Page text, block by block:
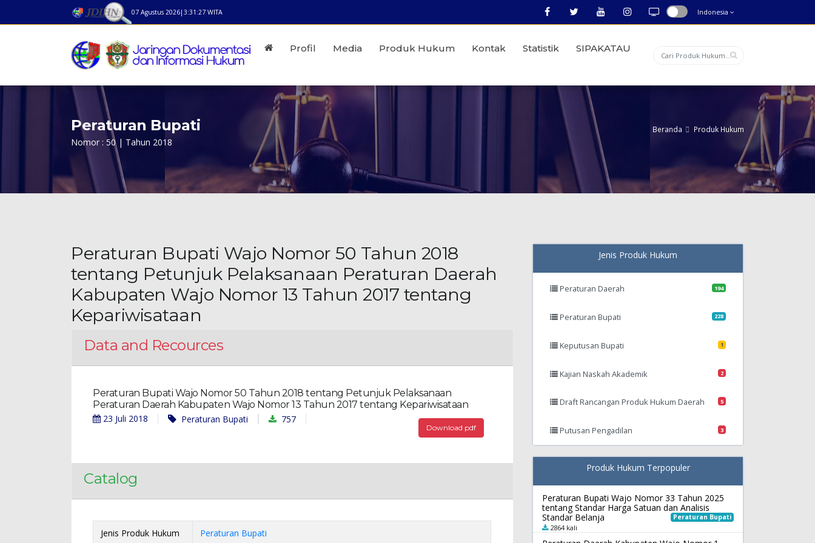
07 Agustus 2026| 3:31:27 WITA Indonesia
Profil Media Produk Hukum Kontak Statistik SIPAKATAU
Peraturan Bupati
Nomor : 50 | Tahun 2018
Beranda Produk Hukum
Peraturan Bupati Wajo Nomor 50 Tahun 2018
tentang Petunjuk Pelaksanaan Peraturan Daerah
Kabupaten Wajo Nomor 13 Tahun 2017 tentang
Kepariwisataan
Data and Recources
Peraturan Bupati Wajo Nomor 50 Tahun 2018 tentang Petunjuk Pelaksanaan
Peraturan Daerah Kabupaten Wajo Nomor 13 Tahun 2017 tentang Kepariwisataan
Download pdf
23 Juli 2018 Peraturan Bupati 757
Catalog
Jenis Produk Hukum Peraturan Bupati
Jenis Produk Hukum
Peraturan Daerah 194
Peraturan Bupati 228
Keputusan Bupati 1
Kajian Naskah Akademik 2
Draft Rancangan Produk Hukum Daerah 5
Putusan Pengadilan 3
Produk Hukum Terpopuler
Peraturan Bupati Wajo Nomor 33 Tahun 2025
tentang Standar Harga Satuan dan Analisis
Standar Belanja
Peraturan Bupati
2864 kali